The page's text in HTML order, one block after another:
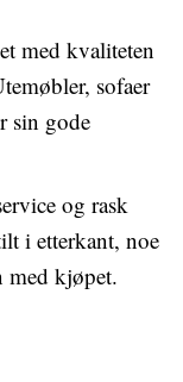
med kvaliteten
sofaer
sin gode
og rask
i etterkant, noe
med kjøpet.